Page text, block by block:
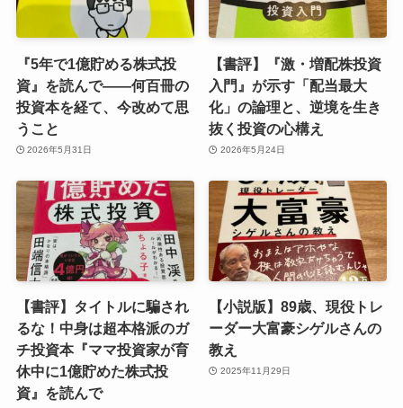
『5年で1億貯める株式投
資』を読んで――何百冊の
投資本を経て、今改めて思
うこと
2026年5月31日
【書評】『激・増配株投資
入門』が示す「配当最大
化」の論理と、逆境を生き
抜く投資の心構え
2026年5月24日
【書評】タイトルに騙され
るな！中身は超本格派のガ
チ投資本『ママ投資家が育
休中に1億貯めた株式投
資』を読んで
【小説版】89歳、現役トレ
ーダー大富豪シゲルさんの
教え
2025年11月29日